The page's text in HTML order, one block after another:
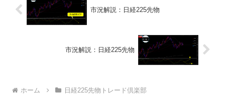
市況解説：日経225先物
市況解説：日経225先物
ホーム 日経225先物トレード倶楽部